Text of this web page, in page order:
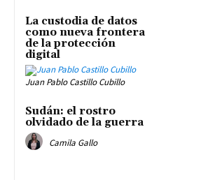
La custodia de datos
como nueva frontera
de la protección
digital
Juan Pablo Castillo Cubillo
Sudán: el rostro
olvidado de la guerra
Camila Gallo